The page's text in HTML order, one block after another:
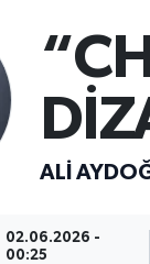
ALI
02.06.2026 -
00:25